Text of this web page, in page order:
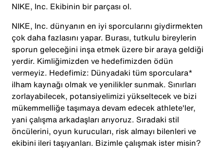
NIKE, Inc. Ekibinin bir parçası ol.
NIKE, Inc. dünyanın en iyi sporcularını giydirmekten
çok daha fazlasını yapar. Burası, tutkulu bireylerin
sporun geleceğini inşa etmek üzere bir araya geldiği
yerdir. Kimliğimizden ve hedefimizden ödün
vermeyiz. Hedefimiz: Dünyadaki tüm sporculara*
ilham kaynağı olmak ve yenilikler sunmak. Sınırları
zorlayabilecek, potansiyelimizi yükseltecek ve bizi
mükemmelliğe taşımaya devam edecek athlete'ler,
yani çalışma arkadaşları arıyoruz. Sıradaki stil
öncülerini, oyun kurucuları, risk almayı bilenleri ve
ekibini ileri taşıyanları. Bizimle çalışmak ister misin?